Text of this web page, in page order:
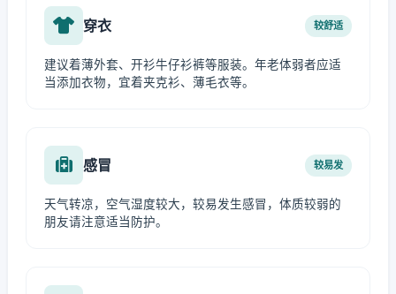
穿衣 较舒适
建议着薄外套、开衫牛仔衫裤等服装。年老体弱者应适
当添加衣物，宜着夹克衫、薄毛衣等。
感冒 较易发
天气转凉，空气湿度较大，较易发生感冒，体质较弱的
朋友请注意适当防护。